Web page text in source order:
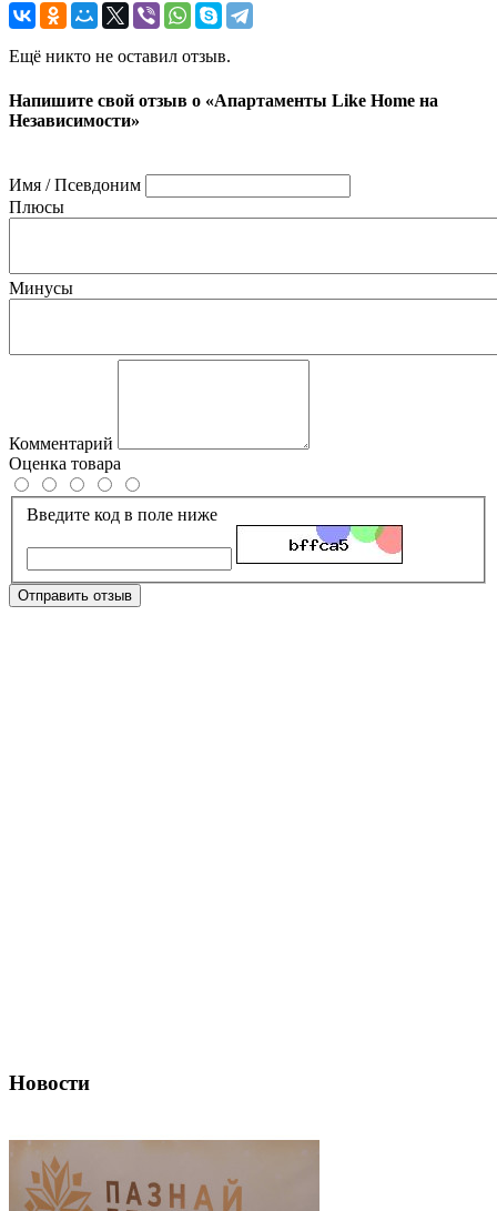
Ещё никто не оставил отзыв.
Напишите свой отзыв о «Апартаменты Like Home на
Независимости»
Имя / Псевдоним
Плюсы
Минусы
Комментарий
Оценка товара
Введите код в поле ниже
Отправить отзыв
Новости